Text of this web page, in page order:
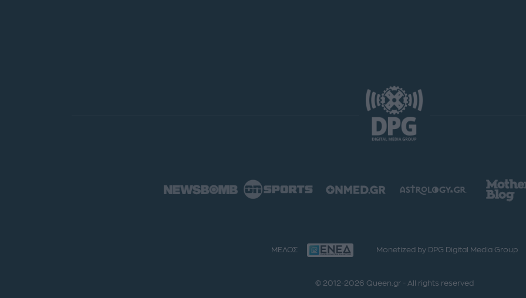
ΜΕΛΟΣ Monetized by DPG Digital Media Group
© 2012-2026 Queen.gr - All rights reserved